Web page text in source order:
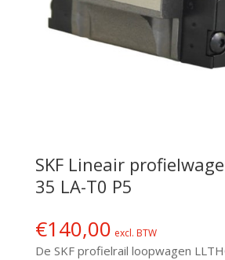
SKF Lineair
35 LA-T0 P5
€140,00 excl. BTW
De SKF profielrail loopwagen